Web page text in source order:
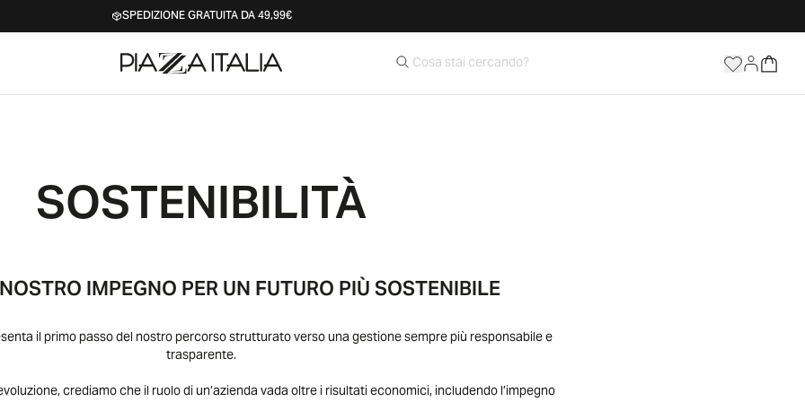
SPEDIZIONE GRATUITA DA 49,99€
SOSTENIBILITÀ
NOSTROIMPEGNOPERUNFUTUROPIÙSOSTENIBILE
il primo passo del nostro percorso strutturato verso una gestione sempre più responsabile e
trasparente.
crediamo che il ruolo di un’azienda vada oltre i risultati economici, includendo l’impegno